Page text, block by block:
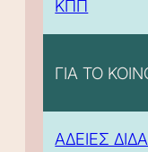
ΚΠΠ
ΓΙΑ ΤΟ
ΑΔΕΙΕΣ